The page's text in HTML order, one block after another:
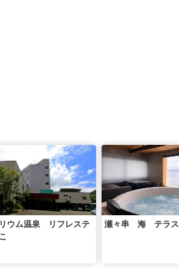
ウム温泉 リフレステ
瀬々串 海 テラス